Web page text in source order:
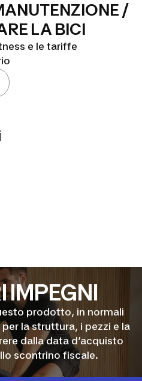
/
LA BICI
e le tariffe
IMPEGNI
prodotto, in normali
la struttura, i pezzi e la
dalla data d’acquisto
scontrino fiscale.